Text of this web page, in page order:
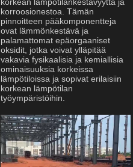
korroosionestoa. Tämän
pinnoitteen pääkomponentteja
ovat lämmönkestävä ja
palamattomat epäorgaaniset
oksidit, jotka voivat ylläpitää
vakavia fysikaalisia ja kemiallisia
ominaisuuksia korkeissa
lämpötiloissa ja sopivat erilaisiin
korkean lämpötilan
työympäristöihin.